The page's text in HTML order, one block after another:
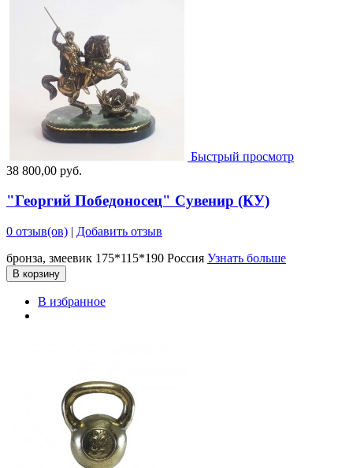
Быстрый просмотр
38 800,00 руб.
"Георгий Победоносец" Сувенир (КУ)
0 отзыв(ов) | Добавить отзыв
бронза, змеевик 175*115*190 Россия Узнать больше
В корзину
В избранное